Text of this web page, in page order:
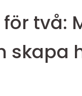
två:
skapa